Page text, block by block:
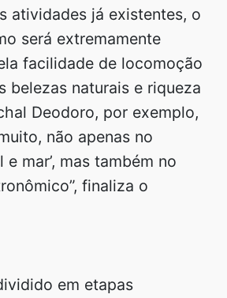
atividades já existentes, o
será extremamente
facilidade de locomoção
belezas naturais e riqueza
Deodoro, por exemplo,
não apenas no
e mar’, mas também no
finaliza o
em etapas